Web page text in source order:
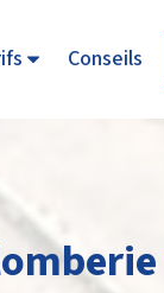
Conseils